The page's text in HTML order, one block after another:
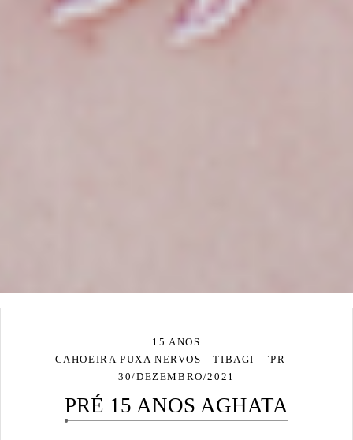
15 ANOS
CAHOEIRA PUXA NERVOS - TIBAGI - `PR
30/DEZEMBRO/2021
PRÉ 15 ANOS AGHATA